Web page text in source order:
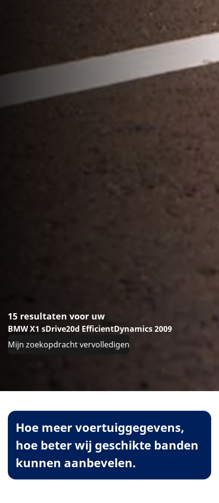
15 resultaten voor uw
BMW X1 sDrive20d EfficientDynamics 2009
Mijn zoekopdracht vervolledigen
Hoe meer voertuiggegevens,
hoe beter wij geschikte banden
kunnen aanbevelen.